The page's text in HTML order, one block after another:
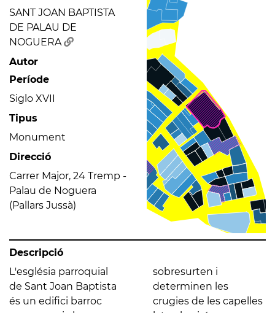
SANT JOAN BAPTISTA
DE PALAU DE
NOGUERA
Autor
Període
Siglo XVII
Tipus
Monument
Direcció
Carrer Major, 24 Tremp -
Palau de Noguera
(Pallars Jussà)
Descripció
L'església parroquial
de Sant Joan Baptista
és un edifici barroc
sobresurten i
determinen les
crugies de les capelles